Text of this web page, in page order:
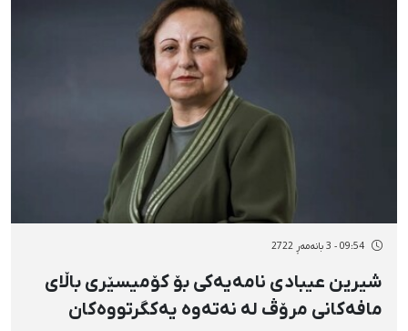
09:54 - 3 بانەمەڕ 2722
شیرین عیبادی نامەیەکی بۆ کۆمیسێری باڵای
مافەکانی مرۆڤ لە نەتەوە یەکگرتووەکان